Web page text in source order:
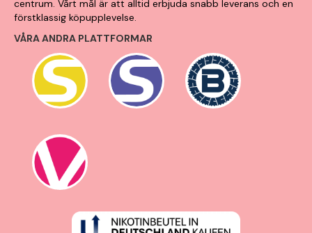
centrum. Vårt mål är att alltid erbjuda snabb leverans och en
förstklassig köpupplevelse.
VÅRA ANDRA PLATTFORMAR